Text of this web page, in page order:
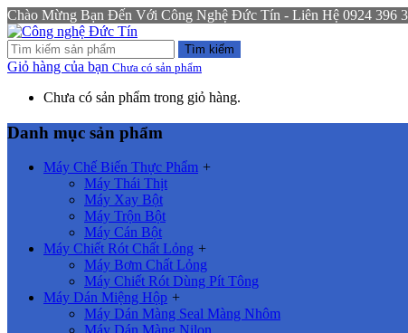
Chào Mừng Bạn Đến Với Công Nghệ Đức Tín - Liên Hệ 0924 396
Tìm kiếm
Giỏ hàng của bạn Chưa có sản phẩm
Chưa có sản phẩm trong giỏ hàng.
Danh mục sản phẩm
Máy Chế Biến Thực Phẩm +
Máy Thái Thịt
Máy Xay Bột
Máy Trộn Bột
Máy Cán Bột
Máy Chiết Rót Chất Lỏng +
Máy Bơm Chất Lỏng
Máy Chiết Rót Dùng Pít Tông
Máy Dán Miệng Hộp +
Máy Dán Màng Seal Màng Nhôm